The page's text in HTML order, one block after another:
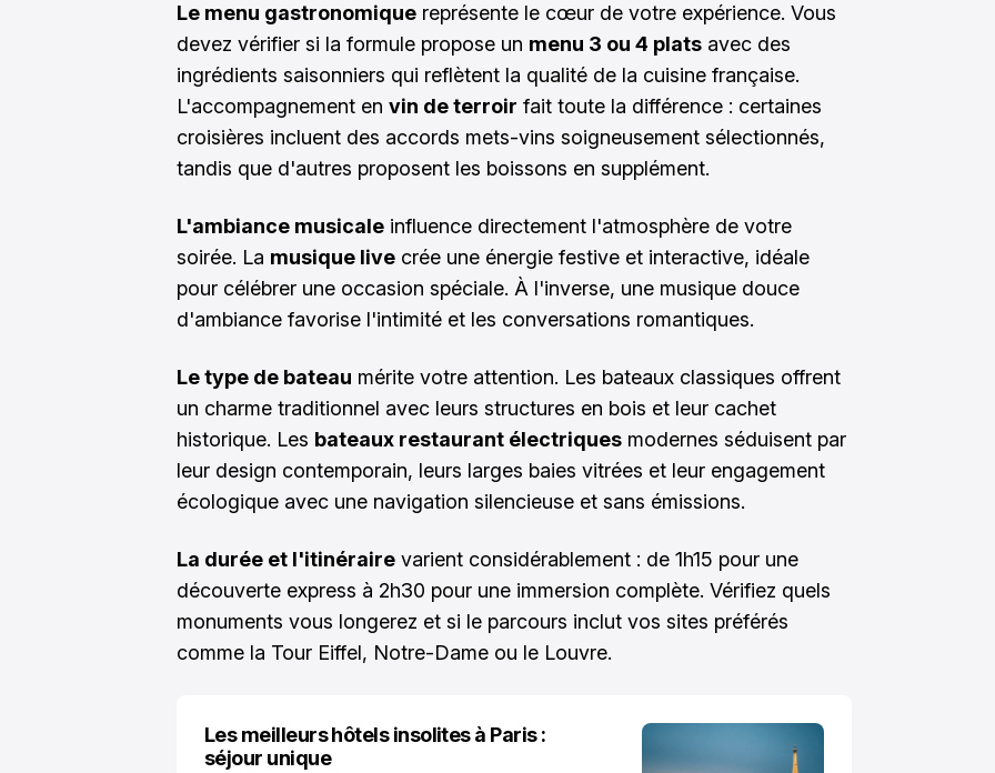
Le menu gastronomique représente le cœur de votre expérience. Vous
devez vérifier si la formule propose un menu 3 ou 4 plats avec des
ingrédients saisonniers qui reflètent la qualité de la cuisine française.
L'accompagnement en vin de terroir fait toute la différence : certaines
croisières incluent des accords mets-vins soigneusement sélectionnés,
tandis que d'autres proposent les boissons en supplément.
L'ambiance musicale influence directement l'atmosphère de votre
soirée. La musique live crée une énergie festive et interactive, idéale
pour célébrer une occasion spéciale. À l'inverse, une musique douce
d'ambiance favorise l'intimité et les conversations romantiques.
Le type de bateau mérite votre attention. Les bateaux classiques offrent
un charme traditionnel avec leurs structures en bois et leur cachet
historique. Les bateaux restaurant électriques modernes séduisent par
leur design contemporain, leurs larges baies vitrées et leur engagement
écologique avec une navigation silencieuse et sans émissions.
La durée et l'itinéraire varient considérablement : de 1h15 pour une
découverte express à 2h30 pour une immersion complète. Vérifiez quels
monuments vous longerez et si le parcours inclut vos sites préférés
comme la Tour Eiffel, Notre-Dame ou le Louvre.
Les meilleurs hôtels insolites à Paris :
séjour unique